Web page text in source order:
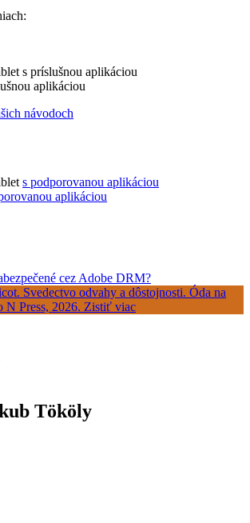
s príslušnou aplikáciou
aplikáciou
návodoch
s podporovanou aplikáciou
aplikáciou
cez Adobe DRM?
Tököly